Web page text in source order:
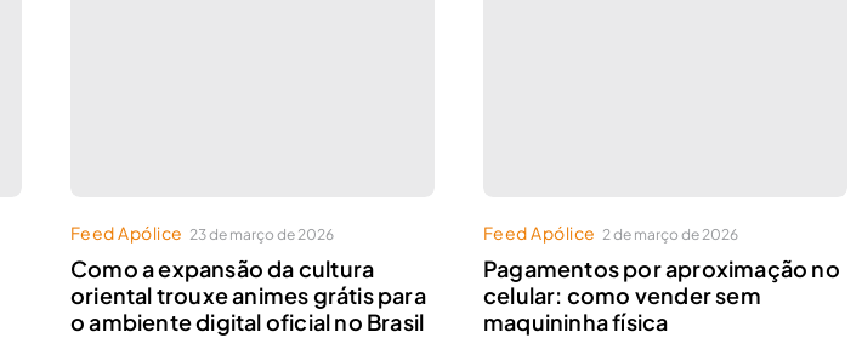
Feed Apólice 23 de março de 2026
Como a expansão da cultura
oriental trouxe animes grátis para
o ambiente digital oficial no Brasil
Feed Apólice 2 de março de 2026
Pagamentos por aproximação no
celular: como vender sem
maquininha física